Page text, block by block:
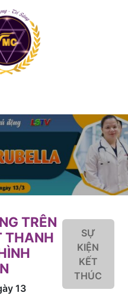
TRÊN
THANH
13
SỰ
KIỆN
KẾT
THÚC